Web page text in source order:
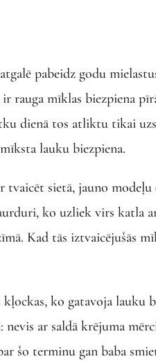
pabeidz godu
rauga mīklas biezpiena
dienā tos atliktu tikai
lauku biezpiena.
sietā, jauno modeļu
ko uzliek virs katla
Kad tās iztvaicējušās
ko gatavoja lauku
nevis ar saldā krējuma
šo terminu gan baba